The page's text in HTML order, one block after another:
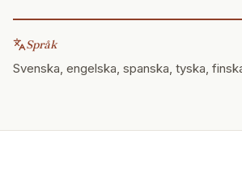
Språk
Svenska, engelska, spanska, tyska,